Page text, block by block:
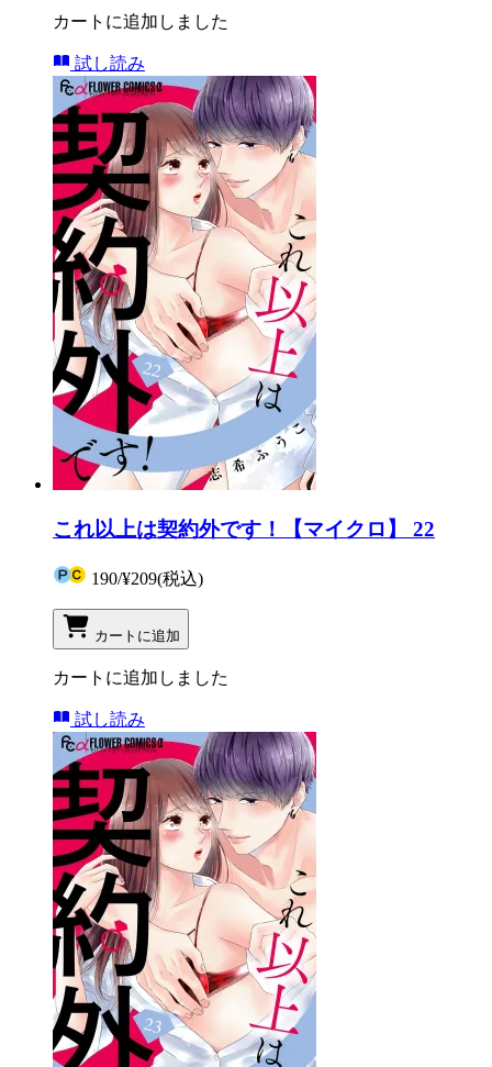
カートに追加しました
試し読み
これ以上は契約外です！【マイクロ】 22
190/¥209(税込)
カートに追加
カートに追加しました
試し読み